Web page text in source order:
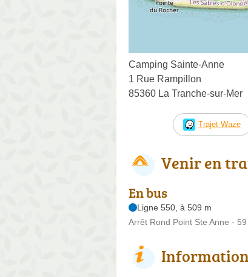
Camping Sainte-Anne
1 Rue Rampillon
85360 La Tranche-sur-Mer
Trajet Waze
Venir en
En bus
Ligne 550, à 509 m
Arrêt Rond Point Ste Anne -